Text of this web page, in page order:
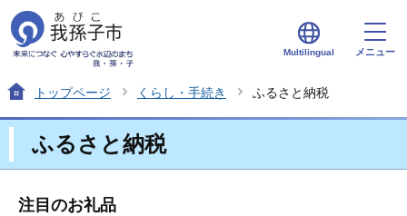
Multilingual メニュー
トップページ くらし・手続き ふるさと納税
ふるさと納税
注目のお礼品